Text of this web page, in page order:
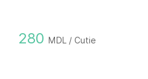
280 MDL / Cutie